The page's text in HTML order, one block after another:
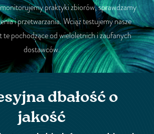
praktyki zbiorów, sprawdzamy
i przetwarzania. Wciąż testujemy nasze
pochodzące od wieloletnich i zaufanych
dostawców.
dbałość o
jakość